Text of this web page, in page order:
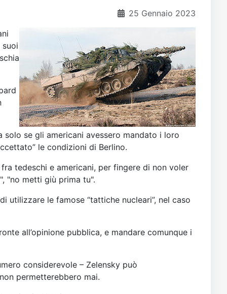
25 Gennaio 2023
suoi
se gli americani avessero mandato i loro
le condizioni di Berlino.
tedeschi e americani, per fingere di non voler
"no metti giù prima tu".
utilizzare le famose “tattiche nucleari”, nel caso
all’opinione pubblica, e mandare comunque i
considerevole – Zelensky può
permetterebbero mai.